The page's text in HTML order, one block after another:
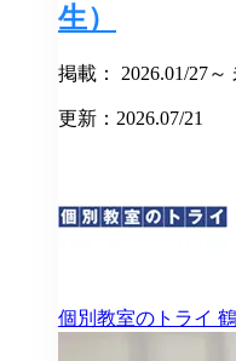
生）
掲載： 2026.01/27～
更新：2026.07/21
個別教室のトライ